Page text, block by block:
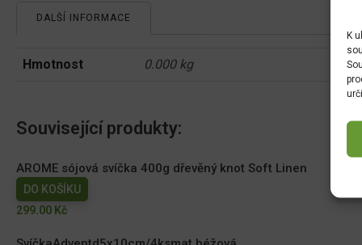
K
DALŠÍ INFORMACE
Hmotnost 0.000 kg
Související produkty:
AROME sójová svíčka 400g dřevěný knot Soft Linen
DO KOŠÍKU
299.00 Kč